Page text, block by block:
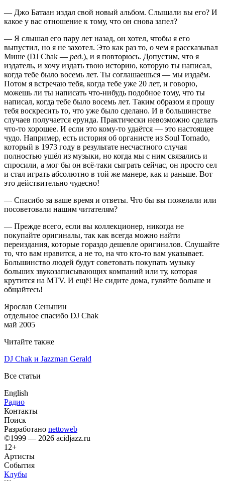
— Джо Батаан издал свой новый альбом. Слышали вы его? И
какое у вас отношение к тому, что он снова запел?
— Я слышал его пару лет назад, он хотел, чтобы я его
выпустил, но я не захотел. Это как раз то, о чем я рассказывал
Мише (DJ Chak — ред.), и я повторюсь. Допустим, что я
издатель, и хочу издать твою историю, которую ты написал,
когда тебе было восемь лет. Ты соглашаешься — мы издаём.
Потом я встречаю тебя, когда тебе уже 20 лет, и говорю,
можешь ли ты написать что-нибудь подобное тому, что ты
написал, когда тебе было восемь лет. Таким образом я прошу
тебя воскресить то, что уже было сделано. И в большинстве
случаев получается ерунда. Практически невозможно сделать
что-то хорошее. И если это кому-то удаётся — это настоящее
чудо. Например, есть история об органисте из Soul Tornado,
который в 1973 году в результате несчастного случая
полностью ушёл из музыки, но когда мы с ним связались и
спросили, а мог бы он всё-таки сыграть сейчас, он просто сел
и стал играть абсолютно в той же манере, как и раньше. Вот
это действительно чудесно!
— Спасибо за ваше время и ответы. Что бы вы пожелали или
посоветовали нашим читателям?
— Прежде всего, если вы коллекционер, никогда не
покупайте оригиналы, так как всегда можно найти
переиздания, которые гораздо дешевле оригиналов. Слушайте
то, что вам нравится, а не то, на что кто-то вам указывает.
Большинство людей будут советовать покупать музыку
больших звукозаписывающих компаний или ту, которая
крутится на MTV. И ещё! Не сидите дома, гуляйте больше и
общайтесь!
Ярослав Сеньшин
отдельное спасибо DJ Chak
май 2005
Читайте также
DJ Chak и Jazzman Gerald
Все статьи
English
Радио
Контакты
Поиск
Разработано nettoweb
©1999 — 2026 acidjazz.ru
12+
Артисты
События
Клубы